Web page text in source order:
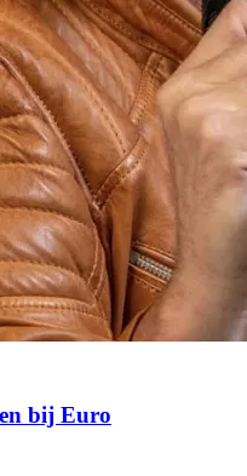
bij Euro